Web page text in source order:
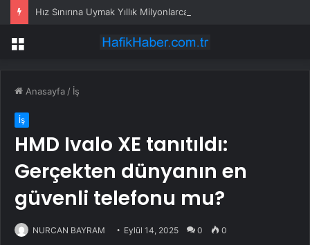
Hız Sınırına Uymak Yıllık Milyonlarca Avro Tasarruf Sağlıyor
Menü
Anasayfa / İş
İş
HMD Ivalo XE tanıtıldı:
Gerçekten dünyanın en
güvenli telefonu mu?
NURCAN BAYRAM Eylül 14, 2025 0 0